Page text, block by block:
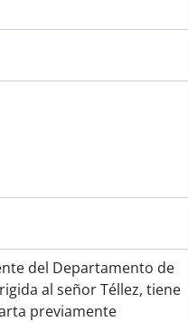
del Departamento de
al señor Téllez, tiene
previamente